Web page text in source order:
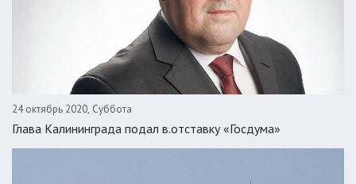
24 октябрь 2020, Суббота
Глава Калининграда подал в.отставку «Госдума»